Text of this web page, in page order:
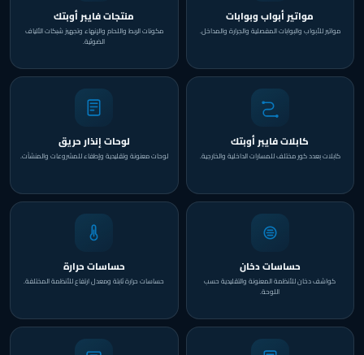
مواتير أبواب وبوابات
مواتير للأبواب والبوابات المفصلية والجرارة والمداخل.
منتجات فايبر أوبتك
مكونات الربط واللحام والإنهاء وتجهيز شبكات الألياف
الضوئية.
كابلات فايبر أوبتك
كابلات بعدد كور مختلف للمسارات الداخلية والخارجية.
لوحات إنذار حريق
لوحات معنونة وتقليدية وإطفاء للمشروعات والمنشآت.
حساسات دخان
كواشف دخان للأنظمة المعنونة والتقليدية حسب
اللوحة.
حساسات حرارة
حساسات حرارة ثابتة ومعدل ارتفاع للأنظمة المختلفة.